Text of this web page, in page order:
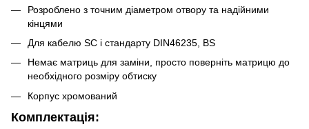
Розроблено з точним діаметром отвору та надійними
кінцями
Для кабелю SC і стандарту DIN46235, BS
Немає матриць для заміни, просто поверніть матрицю до
необхідного розміру обтиску
Корпус хромований
Комплектація: